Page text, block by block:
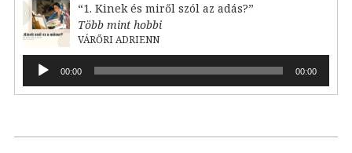
“1. Kinek és miről szól az adás?”
Több mint hobbi
VÁRŐRI ADRIENN
Audió
lejátszó00:00 00:00